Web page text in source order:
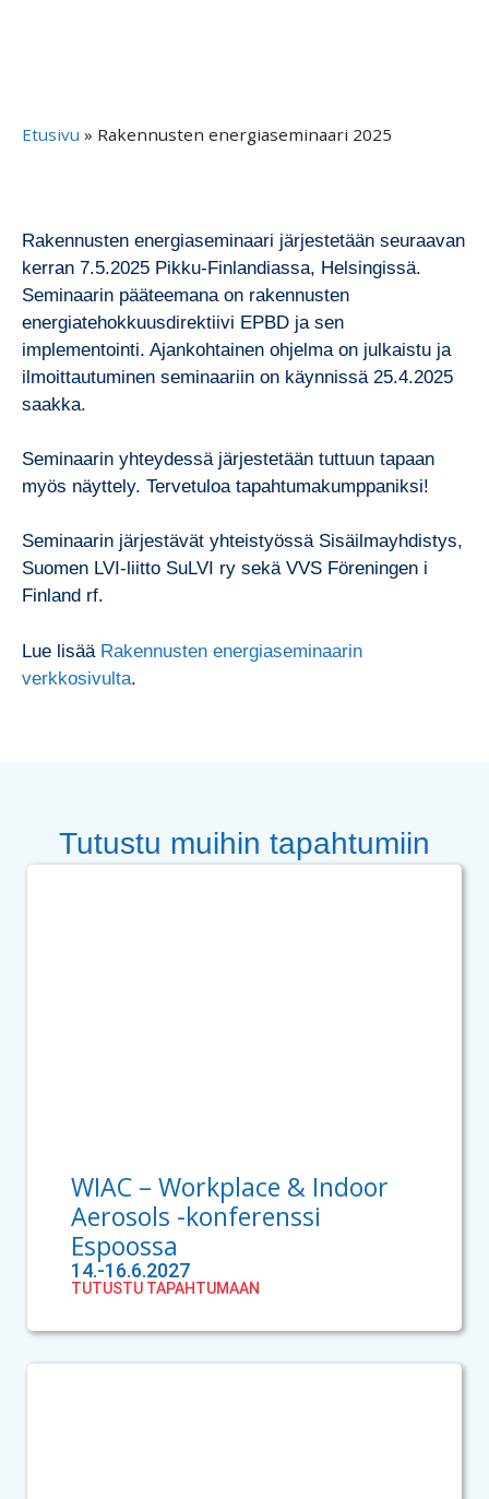
Etusivu » Rakennusten energiaseminaari 2025
Rakennusten energiaseminaari järjestetään seuraavan
kerran 7.5.2025 Pikku-Finlandiassa, Helsingissä.
Seminaarin pääteemana on rakennusten
energiatehokkuusdirektiivi EPBD ja sen
implementointi. Ajankohtainen ohjelma on julkaistu ja
ilmoittautuminen seminaariin on käynnissä 25.4.2025
saakka.
Seminaarin yhteydessä järjestetään tuttuun tapaan
myös näyttely. Tervetuloa tapahtumakumppaniksi!
Seminaarin järjestävät yhteistyössä Sisäilmayhdistys,
Suomen LVI-liitto SuLVI ry sekä VVS Föreningen i
Finland rf.
Lue lisää Rakennusten energiaseminaarin
verkkosivulta.
Tutustu muihin tapahtumiin
WIAC – Workplace & Indoor
Aerosols -konferenssi
Espoossa
14.-16.6.2027
TUTUSTU TAPAHTUMAAN